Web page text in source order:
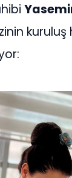
kuruluş